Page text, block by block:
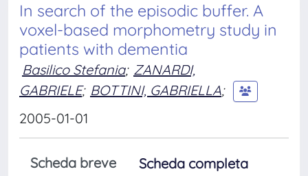
In search of the episodic buffer. A
voxel-based morphometry study in
patients with dementia
Basilico Stefania; ZANARDI,
GABRIELE; BOTTINI, GABRIELLA;
2005-01-01
Scheda breve
Scheda completa